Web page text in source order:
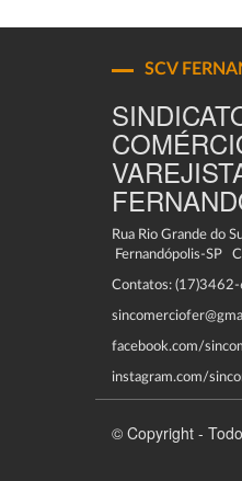
SCV
Rua Rio Grande do
Fernandópolis-SP
Contatos:
facebook.com/
instagram.com/
© Copyright -